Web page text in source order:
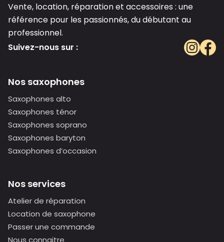
Vente, location, réparation et accessoires : une
référence pour les passionnés, du débutant au
professionnel.
Suivez-nous sur :
Nos saxophones
Saxophones alto
Saxophones ténor
Saxophones soprano
Saxophones baryton
Saxophones d’occasion
Nos services
Atelier de réparation
Location de saxophone
Passer une commande
Nous connaitre